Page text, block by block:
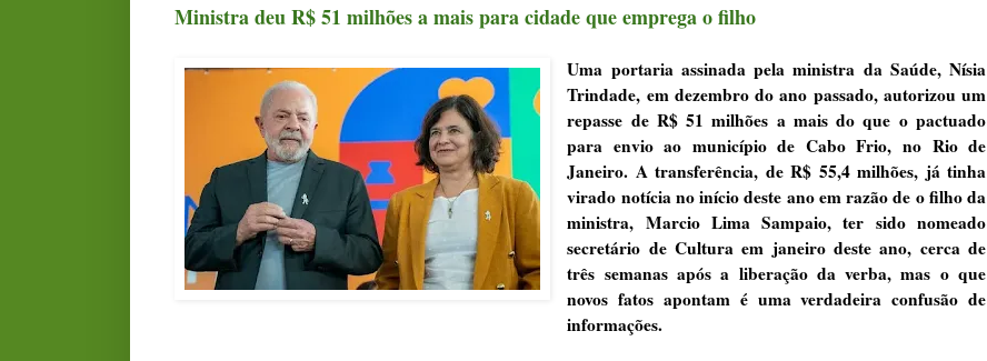
Ministra deu R$ 51 milhões a mais para cidade que emprega o filho
Uma portaria assinada pela ministra da Saúde, Nísia
Trindade, em dezembro do ano passado, autorizou um
repasse de R$ 51 milhões a mais do que o pactuado
para envio ao município de Cabo Frio, no Rio de
Janeiro. A transferência, de R$ 55,4 milhões, já tinha
virado notícia no início deste anoem razão de o filho da
ministra, Marcio Lima Sampaio, ter sido nomeado
secretário de Cultura em janeiro deste ano, cerca de
três semanas após a liberação da verba, mas o que
novos fatos apontam é uma verdadeira confusão de
informações.